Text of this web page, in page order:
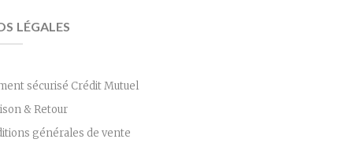
LÉGALES
sécurisé Crédit Mutuel
& Retour
générales de vente